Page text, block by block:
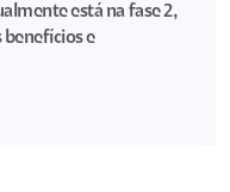
está na fase 2,
e